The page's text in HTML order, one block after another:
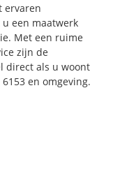
ervaren
een maatwerk
Met een ruime
zijn de
direct als u woont
en omgeving.